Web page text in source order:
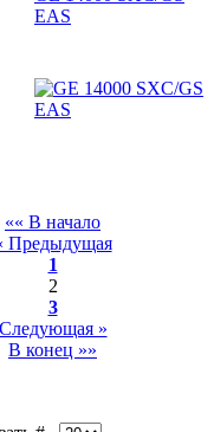
EAS
«« В начало
Предыдущая
1
2
3
Следующая »
В конец »»